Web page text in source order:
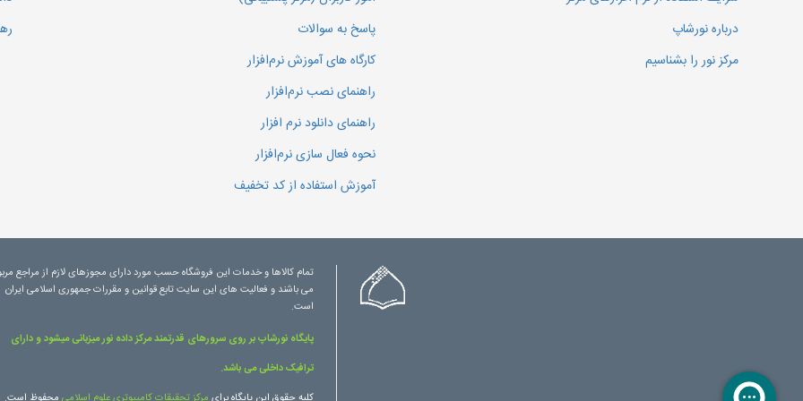
درباره نورشاپ
مرکز نور را بشناسیم
پاسخ به سوالات
کارگاه های آموزش نرم‌افزار
راهنمای نصب نرم‌افزار
راهنمای دانلود نرم افزار
نحوه فعال سازی نرم‌افزار
آموزش استفاده از کد تخفیف
تمام کالاها و خدمات این فروشگاه حسب مورد دارای مجوزهای لازم از مراجع
می باشند و فعالیت های این سایت تابع قوانین و مقررات جمهوری اسلامی ایران
است.
پایگاه نورشاپ بر روی سرورهای قدرتمند مرکز داده نور میزبانی میشود و دارای
ترافیک داخلی می باشد.